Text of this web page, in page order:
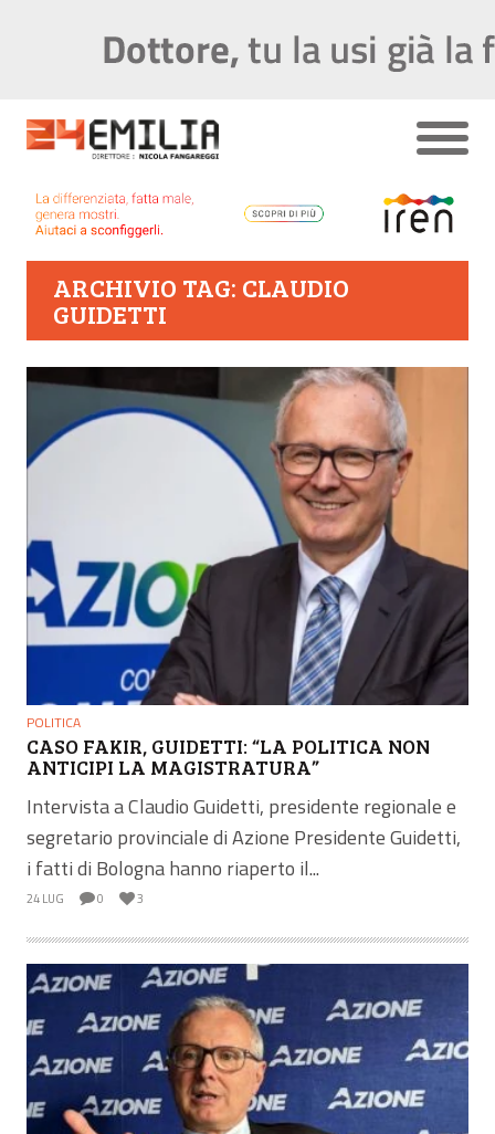
ARCHIVIO TAG: CLAUDIO
GUIDETTI
POLITICA
CASO FAKIR, GUIDETTI: “LA POLITICA NON
ANTICIPI LA MAGISTRATURA”
Intervista a Claudio Guidetti, presidente regionale e
segretario provinciale di Azione Presidente Guidetti,
i fatti di Bologna hanno riaperto il...
24 LUG 0 3